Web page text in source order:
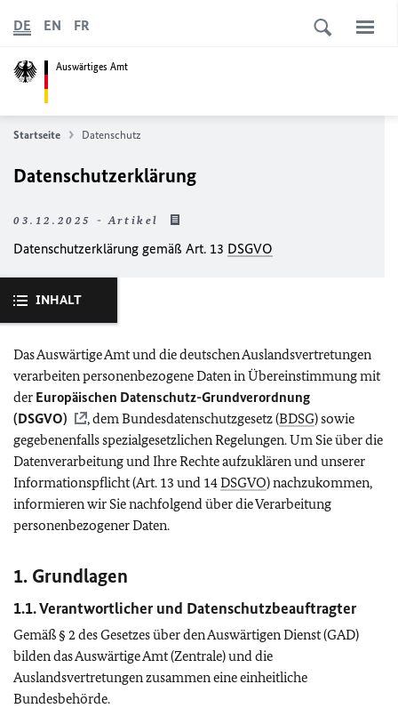
Auswärtiges Amt
DE EN FR
Startseite Datenschutz
Datenschutzerklärung
03.12.2025 - Artikel
Datenschutzerklärung gemäß Art. 13 DSGVO
INHALT
Das Auswärtige Amt und die deutschen Auslandsvertretungen
verarbeiten personenbezogene Daten in Übereinstimmung mit
der Europäischen Datenschutz-Grundverordnung
(DSGVO) , dem Bundesdatenschutzgesetz (BDSG) sowie
gegebenenfalls spezialgesetzlichen Regelungen. Um Sie über die
Datenverarbeitung und Ihre Rechte aufzuklären und unserer
Informationspflicht (Art. 13 und 14DSGVO) nachzukommen,
informieren wir Sie nachfolgend über die Verarbeitung
personenbezogener Daten.
1. Grundlagen
1.1. Verantwortlicher und Datenschutzbeauftragter
Gemäß § 2 des Gesetzes über den Auswärtigen Dienst (GAD)
bilden das Auswärtige Amt (Zentrale) und die
Auslandsvertretungen zusammen eine einheitliche
Bundesbehörde.